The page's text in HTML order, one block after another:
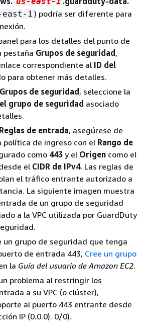
east-1 ) podría ser diferente para
para los detalles del punto de
pestaña Grupos de seguridad ,
correspondiente al ID del
para obtener más detalles.
Grupos de seguridad , seleccione la
grupo de seguridad asociado
Reglas de entrada, asegúrese de
política de ingreso con el Rango de
como 443 y el Origen como el
el CIDR de IPv4. Las reglas de
el tráfico entrante autorizado a
La siguiente imagen muestra
de un grupo de seguridad
a la VPC utilizada por GuardDuty
un grupo de seguridad que tenga
de entrada 443, Cree un grupo
la Guía del usuario de Amazon EC2.
problema al restringir los
a su VPC (o clúster),
al puerto 443 entrante desde
IP (0.0.0). 0/0).